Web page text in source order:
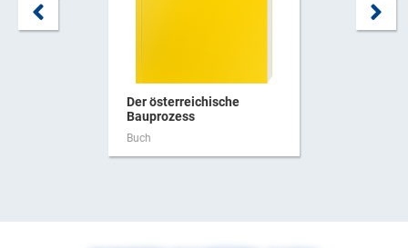
Der österreichische
Bauprozess
Buch